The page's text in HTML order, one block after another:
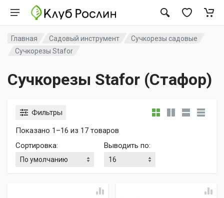
Главная Садовый инструмент
Сучкорезы садовые
Сучкорезы Stafor
Сучкорезы Stafor (Стафор)
Фильтры
Показано 1–16 из 17 товаров
Сортировка: Выводить по: